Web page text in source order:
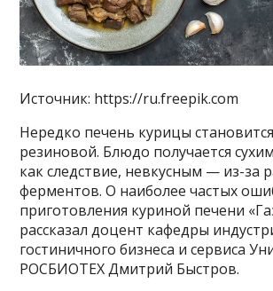
Источник: https://ru.freepik.com
Нередко печень курицы
резиновой. Блюдо получается
как следствие, невкусным — из-за
ферментов. О наиболее частых
приготовления куриной печени
рассказал доцент кафедры
гостиничного бизнеса и сервиса
РОСБИОТЕХ Дмитрий Быстров.